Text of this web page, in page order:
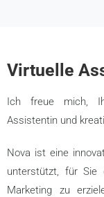
Virtuelle
Ich freue mich,
Assistentin und
Nova ist eine
unterstützt, für Sie
Marketing zu